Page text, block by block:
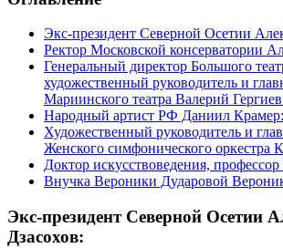
Экс-президент Северной Осетии
Ректор Московской консерватории
Генеральный директор Большого
художественный руководитель и
Мариинского театра Валерий
Народный артист РФ Даниил Крамер:
Художественный руководитель и
Женского симфонического оркестра
Доктор искусствоведения, профессор
Внучка Вероники Дударовой
Экс-президент Северной Осетии
Дзасохов: